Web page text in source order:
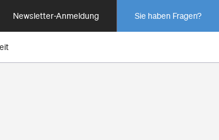
Newsletter-Anmeldung Sie haben Fragen?